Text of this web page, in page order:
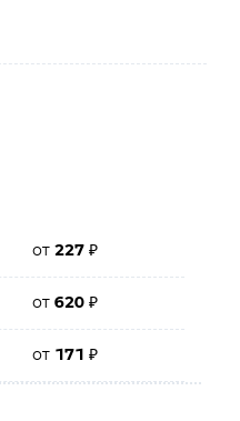
от227₽
от620₽
от 171₽